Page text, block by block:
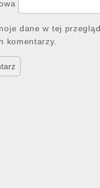
dane w tej
komentarzy.